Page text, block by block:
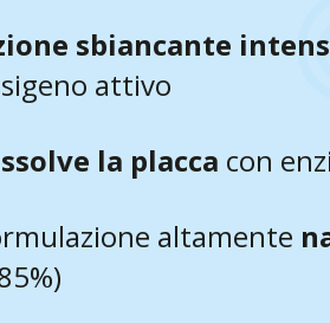
sbiancante
attivo
la placca con
altamente